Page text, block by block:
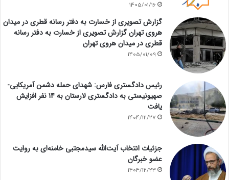
1405/01/16
گزارش تصویری از خسارت به دفتر رسانه قطری در میدان
هروی تهران گزارش تصویری از خسارت به دفتر رسانه
قطری در میدان هروی تهران
1405/01/09
رئیس دادگستری فارس: شهدای حمله دشمن آمریکایی-
صهیونیستی به دادگستری لارستان به ۱۴ نفر افزایش
یافت
1404/12/27
جزئیات انتخاب آیت‌الله سیدمجتبی خامنه‌ای به روایت
عضو خبرگان
1404/12/23